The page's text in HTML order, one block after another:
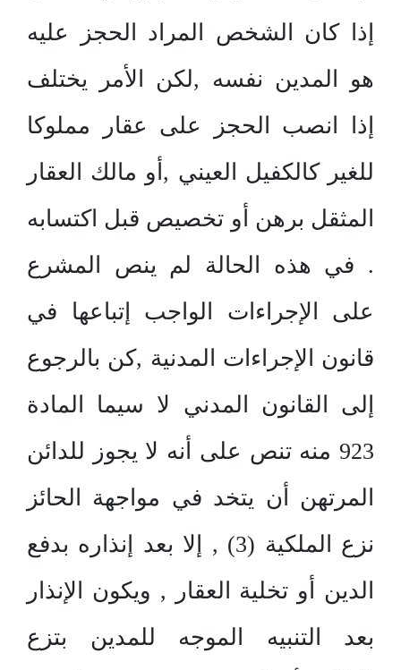
إذا كان الشخص المراد الحجز عليه
هو المدين نفسه ,لكن الأمر يختلف
إذا انصب الحجز على عقار مملوكا
للغير كالكفيل العيني ,أو مالك العقار
المثقل برهن أو تخصيص قبل اكتسابه
. في هذه الحالة لم ينص المشرع
على الإجراءات الواجب إتباعها في
قانون الإجراءات المدنية ,كن بالرجوع
إلى القانون المدني لا سيما المادة
923 منه تنص على أنه لا يجوز للدائن
المرتهن أن يتخد في مواجهة الحائز
نزع الملكية (3) , إلا بعد إنذاره بدفع
الدين أو تخلية العقار , ويكون الإنذار
بعد التنبيه الموجه للمدين بتزع